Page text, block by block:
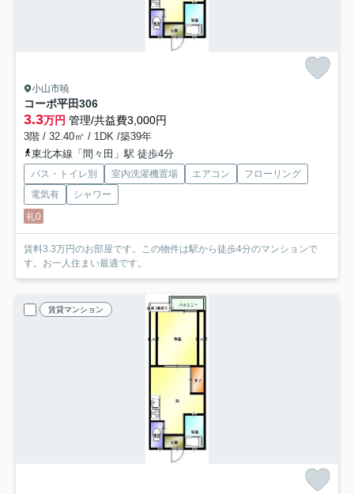
小山市暁
コーポ平田306
3.3万円 管理/共益費3,000円
3階 / 32.40㎡ / 1DK /築39年
東北本線「間々田」駅 徒歩4分
バス・トイレ別 室内洗濯機置場 エアコン
フローリング
電気有
シャワー
礼0
賃料3.3万円のお部屋です。この物件は駅から徒歩4分のマンションで
す。お一人住まい最適です。
賃貸マンション